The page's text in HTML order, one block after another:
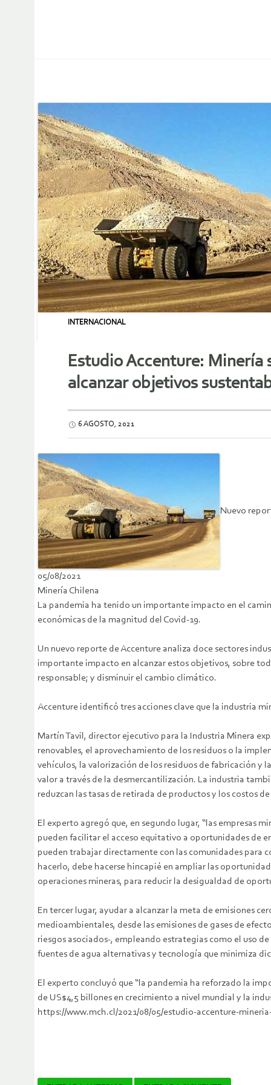
INTERNACIONAL
Estudio Accenture: Minería
alcanzar objetivos
6 AGOSTO, 2021
Nuevo
05/08/2021
Minería Chilena
La pandemia ha tenido un importante impacto en el
económicas de la magnitud del Covid-19.
Un nuevo reporte de Accenture analiza doce sectores
importante impacto en alcanzar estos objetivos, sobre
responsable; y disminuir el cambio climático.
Accenture identificó tres acciones clave que la industria
Martín Tavil, director ejecutivo para la Industria Minera
renovables, el aprovechamiento de los residuos o la
vehículos, la valorización de los residuos de fabricación y
valor a través de la desmercantilización. La industria
reduzcan las tasas de retirada de productos y los costos de
El experto agregó que, en segundo lugar, “las empresas
pueden facilitar el acceso equitativo a oportunidades de
pueden trabajar directamente con las comunidades para
hacerlo, debe hacerse hincapié en ampliar las
operaciones mineras, para reducir la desigualdad de
En tercer lugar, ayudar a alcanzar la meta de emisiones
medioambientales, desde las emisiones de gases de
riesgos asociados-, empleando estrategias como el uso
fuentes de agua alternativas y tecnología que minimiza
El experto concluyó que “la pandemia ha reforzado la
de US$4,5 billones en crecimiento a nivel mundial y la
https://www.mch.cl/2021/08/05/estudio-accenture-